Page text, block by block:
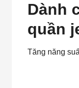
Dành
quần
Tăng năng